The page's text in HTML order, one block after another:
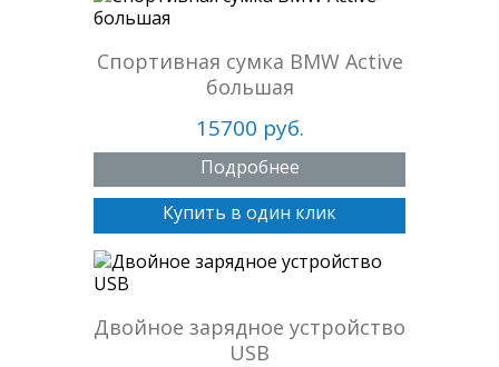
Спортивная сумка BMW Active
большая
15700 руб.
Подробнее
Купить в один клик
Двойное зарядное устройство
USB